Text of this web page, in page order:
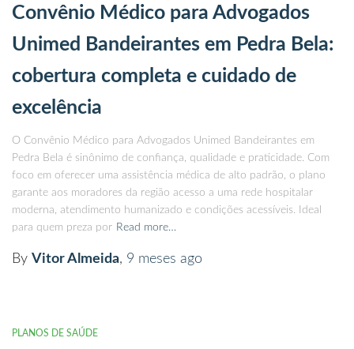
Convênio Médico para Advogados
Unimed Bandeirantes em Pedra Bela:
cobertura completa e cuidado de
excelência
O Convênio Médico para Advogados Unimed Bandeirantes em
Pedra Bela é sinônimo de confiança, qualidade e praticidade. Com
foco em oferecer uma assistência médica de alto padrão, o plano
garante aos moradores da região acesso a uma rede hospitalar
moderna, atendimento humanizado e condições acessíveis. Ideal
para quem preza por Read more…
By Vitor Almeida, 9 meses ago
PLANOS DE SAÚDE